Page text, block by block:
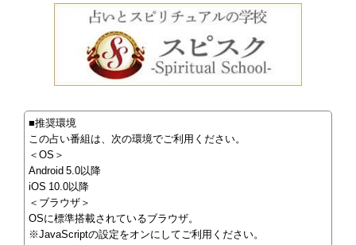
■推奨環境
この占い番組は、次の環境でご利用ください。
＜OS＞
Android 5.0以降
iOS 10.0以降
＜ブラウザ＞
OSに標準搭載されているブラウザ。
※JavaScriptの設定をオンにしてご利用ください。